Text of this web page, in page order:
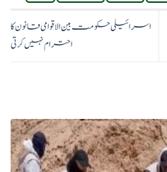
اسرائیلی حکومت بین الاقوامی قانون کا
احترام نہیں کرتی